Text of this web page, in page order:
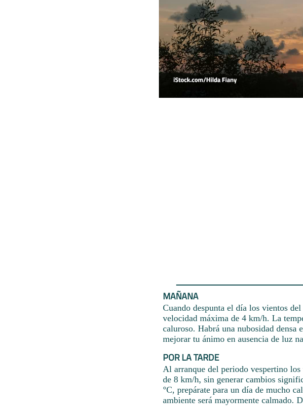
MAÑANA
Cuando despunta el día los vientos
velocidad máxima de 4 km/h. La
caluroso. Habrá una nubosidad
mejorar tu ánimo en ausencia de luz
POR LA TARDE
Al arranque del periodo vespertino
de 8 km/h, sin generar cambios
°C, prepárate para un día de mucho
ambiente será mayormente calmado.